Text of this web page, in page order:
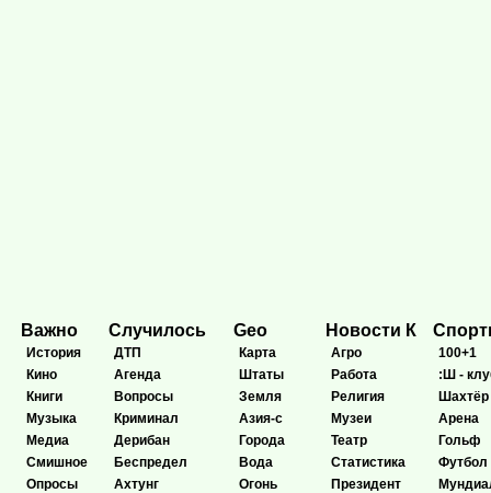
Важно
История
Кино
Книги
Музыка
Медиа
Смишное
Опросы
Случилось
ДТП
Агенда
Вопросы
Криминал
Дерибан
Беспредел
Ахтунг
Geo
Карта
Штаты
Земля
Азия-с
Города
Вода
Огонь
Новости К
Агро
Работа
Религия
Музеи
Театр
Статистика
Президент
100+1
:Ш -
Шахтёр
Арена
Гольф
Футбол